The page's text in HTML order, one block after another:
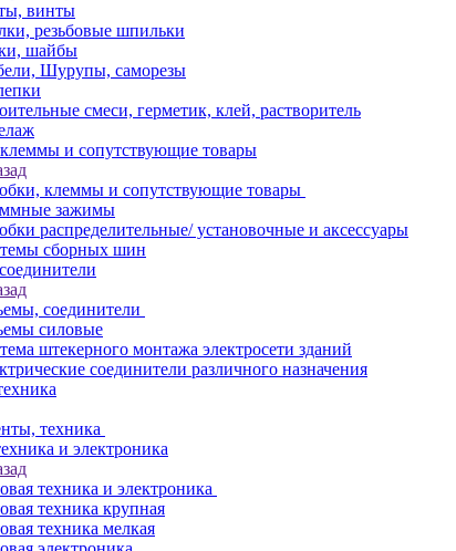
винты
резьбовые шпильки
шайбы
Шурупы, саморезы
смеси, герметик, клей, растворитель
и сопутствующие товары
клеммы и сопутствующие товары
зажимы
распределительные/ установочные и аксессуары
сборных шин
соединители
силовые
штекерного монтажа электросети зданий
соединители различного назначения
техника
и электроника
техника и электроника
техника крупная
техника мелкая